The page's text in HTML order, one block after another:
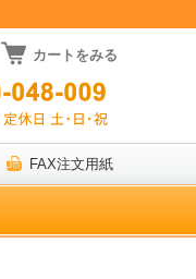
カートをみる
FAX注文用紙